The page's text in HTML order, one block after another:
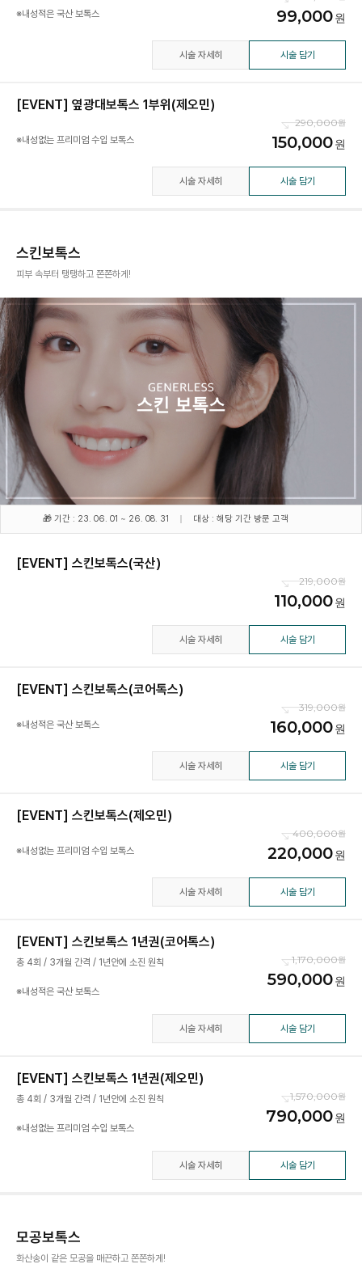
※내성적은 국산 보톡스 99,000
시술 자세히 시술 담기
[EVENT] 옆광대보톡스 1부위(제오민)
※내성없는 프리미엄 수입 보톡스
290,000
150,000
시술 자세히 시술 담기
스킨보톡스
피부 속부터 탱탱하고 쫀쫀하게!
🎁 기간 : 23. 06. 01 ~ 26. 08. 31 대상 : 해당 기간 방문 고객
[EVENT] 스킨보톡스(국산)
219,000
110,000
시술 자세히 시술 담기
[EVENT] 스킨보톡스(코어톡스)
※내성적은 국산 보톡스
319,000
160,000
시술 자세히 시술 담기
[EVENT] 스킨보톡스(제오민)
※내성없는 프리미엄 수입 보톡스
400,000
220,000
시술 자세히 시술 담기
[EVENT] 스킨보톡스 1년권(코어톡스)
총 4회 / 3개월 간격 / 1년안에 소진 원칙
※내성적은 국산 보톡스
1,170,000
590,000
시술 자세히 시술 담기
[EVENT] 스킨보톡스 1년권(제오민)
총 4회 / 3개월 간격 / 1년안에 소진 원칙
※내성없는 프리미엄 수입 보톡스
1,570,000
790,000
시술 자세히 시술 담기
모공보톡스
화산송이 같은 모공을 매끈하고 쫀쫀하게!